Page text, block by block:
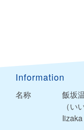
Information
名称
飯坂
（い